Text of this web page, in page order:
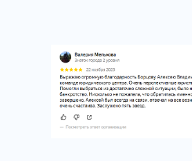
Юристы LEXica – специалисты
банкротной и корпоративной практики
– регулярно выступают экспертами по
юридическим вопросам в СМИ («РБК
Пермь», телеканал «VETTA24», газета
«Business Class»).